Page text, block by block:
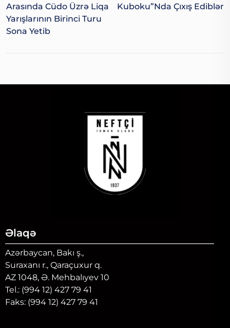
Arasında Cüdo Üzrə Liqa
Yarışlarının Birinci Turu
Sona Yetib
Kuboku”nda Çıxış Ediblər
Əlaqə
Azərbaycan, Bakı ş.,
Suraxanı r., Qaraçuxur q.
AZ 1048, Ə. Mehbalıyev 10
Tel.: (994 12) 427 79 41
Faks: (994 12) 427 79 41